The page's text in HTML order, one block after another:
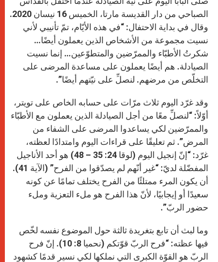
p e
r
k
الصباحي من دار القديسة مارتا، الخميس 16 نيسان 2020.
وقال في بداية الاحتفال: “في هذه الأيّام، تمّ تأنيبي لأني
نسيت مجموعة من الأشخاص الذين يعملون أيضًا…
شكرتُ الأطبّاء والممرّضين والمتطوّعين… إنما نسيت
الصيادلة. هم أيضًا يعملون على مساعدة المرضى على
التخلّص من مرضهم. لنصلِّ على نيّتهم أيضًا”.
وقد غرّد اليوم ثلاث مرّات على حسابه الخاص على تويتر،
أوّلاً: “لنصلِّ معًا من أجل الصيادلة الذين يعملون مع الأطبّاء
والممرّضين لكي يساعدوا المرضى على الشفاء من
المرض”. ثم تعليقًا على قراءات اليوم وامتدادًا لعظته،
غرّد: “إنّ إنجيل اليوم (لوقا 24: 35 – 48) هو أحد الأناجيل
المفضّلة لديّ: “غير أنّهم لم يصدّقوا من الفرح” (الآية 41).
أن يكون المرء ممتلئًا من الفرح يختلف تمامًا عن كونه
سعيدًا أو إيجابيًا، لأنّ هذا الفرح هو ملء التعزية وملء
حضور الربّ”.
وما لبث أن تابع بتغريدة ثالثة حول الموضوع نفسه لخّص
فيها عظته: “فرح الربّ قوّتكم (نحميا 8: 10). إنّ فرح
الربّ هو القوّة الكبرى التي نملكها لكي نسير قدمًا كشهود